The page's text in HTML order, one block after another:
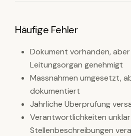
Häufige Fehler
Dokument vorhanden,
Leitungsorgan genehmigt
Massnahmen umgesetzt,
dokumentiert
Jährliche Überprüfung
Verantwortlichkeiten
Stellenbeschreibungen